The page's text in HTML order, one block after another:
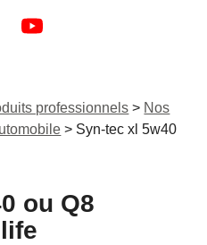
professionnels > Nos
> Syn-tec xl 5w40
ou Q8